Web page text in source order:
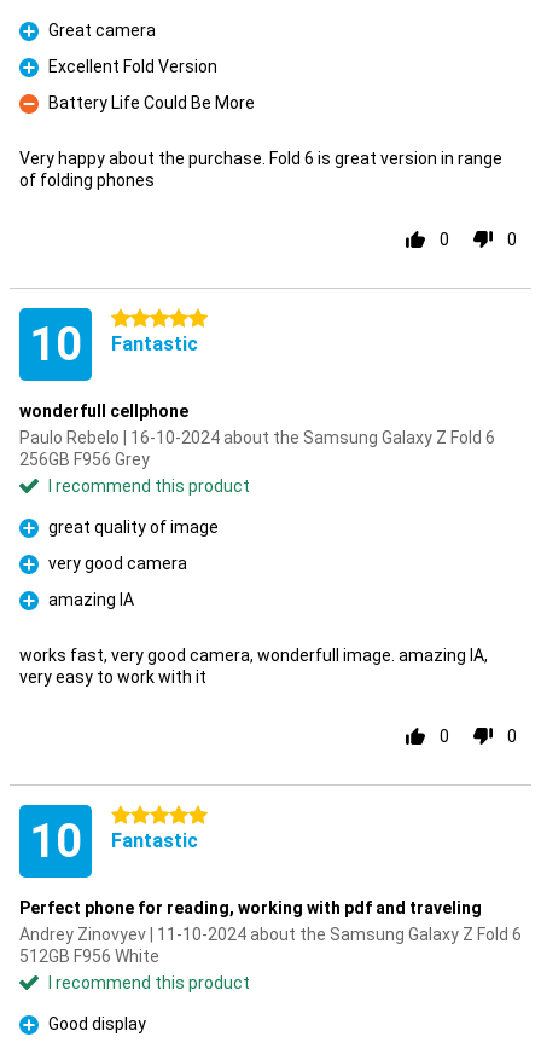
Pro
Great camera
Pro
Excellent Fold Version
Con
Battery Life Could Be More
Very happy about the purchase. Fold 6 is great version in range
of folding phones
0 0
10 5 stars
Fantastic
wonderfull cellphone
Paulo Rebelo | 16-10-2024 about the Samsung Galaxy Z Fold 6
256GB F956 Grey
I recommend this product
Pro
great quality of image
Pro
very good camera
Pro
amazing IA
works fast, very good camera, wonderfull image. amazing IA,
very easy to work with it
0 0
10 5 stars
Fantastic
Perfect phone for reading, working with pdf and traveling
Andrey Zinovyev | 11-10-2024 about the Samsung Galaxy Z Fold 6
512GB F956 White
I recommend this product
Pro
Good display